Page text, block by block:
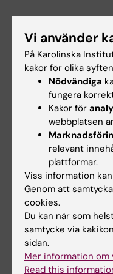
Relaterat
The IMPACT
Enheten för
Centre for
Utbildningar inom
Relaterade
Vi använder
På Karolinska
kakor för olika
Nödvändiga
fungera
Kakor för
webbplatsen
relevant
plattformar.
Viss information
Genom att
cookies.
Du kan när som
samtycke via
sidan.
Mer information om
Read this